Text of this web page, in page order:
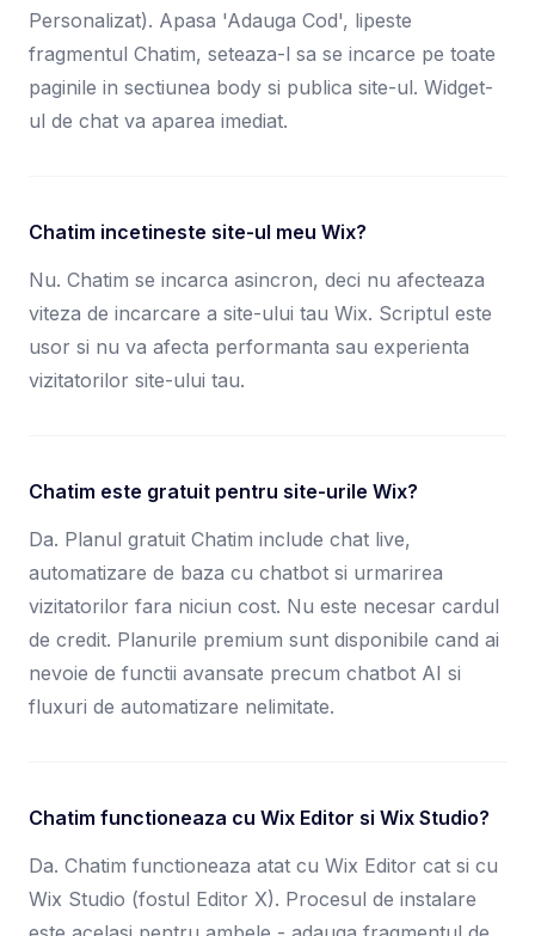
Personalizat). Apasa 'Adauga Cod', lipeste
fragmentul Chatim, seteaza-l sa se incarce pe toate
paginile in sectiunea body si publica site-ul. Widget-
ul de chat va aparea imediat.
Chatim incetineste site-ul meu Wix?
Nu. Chatim se incarca asincron, deci nu afecteaza
viteza de incarcare a site-ului tau Wix. Scriptul este
usor si nu va afecta performanta sau experienta
vizitatorilor site-ului tau.
Chatim este gratuit pentru site-urile Wix?
Da. Planul gratuit Chatim include chat live,
automatizare de baza cu chatbot si urmarirea
vizitatorilor fara niciun cost. Nu este necesar cardul
de credit. Planurile premium sunt disponibile cand ai
nevoie de functii avansate precum chatbot AI si
fluxuri de automatizare nelimitate.
Chatim functioneaza cu Wix Editor si Wix Studio?
Da. Chatim functioneaza atat cu Wix Editor cat si cu
Wix Studio (fostul Editor X). Procesul de instalare